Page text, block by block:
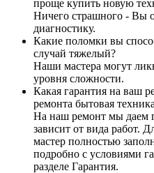
проще купить новую
Ничего страшного - Вы
диагностику.
Какие поломки вы
случай тяжелый?
Наши мастера могут
уровня сложности.
Какая гарантия на ваш
ремонта бытовая
На наш ремонт мы даем
зависит от вида работ.
мастер полностью
подробно с условиями
разделе Гарантия.